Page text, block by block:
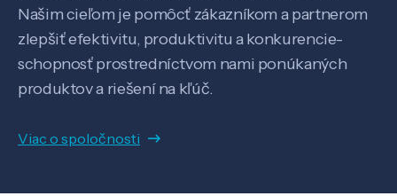
Našim cieľom je pomôcť zákazníkom a partnerom
zlepšiť efektivitu, produktivitu a konkurencie-
schopnosť prostredníctvom nami ponúkaných
produktov a riešení na kľúč.
Viac o spoločnosti